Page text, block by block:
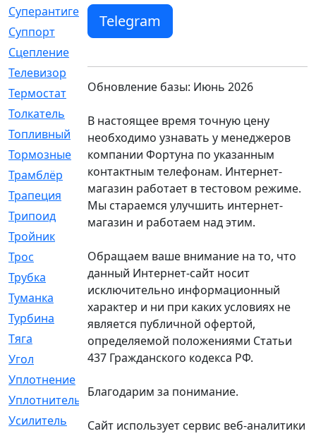
Суперантигель
Суппорт
[198]
Сцепление
Телевизор
Термостат
[323]
Толкатель
Топливный
[5]
Тормозные
[57]
Трамблёр
[54]
Трапеция
[2]
Трипоид
[16]
Тройник
Трос
[500]
Трубка
[39]
Туманка
[77]
Турбина
[69]
Тяга
[1264]
Угол
[2]
Уплотнение
Уплотнитель
[13]
Усилитель
[20]
Telegram
Обновление базы: Июнь 2026
В настоящее время точную цену
необходимо узнавать у менеджеров
компании Фортуна по указанным
контактным телефонам. Интернет-
магазин работает в тестовом режиме.
Мы стараемся улучшить интернет-
магазин и работаем над этим.
Обращаем ваше внимание на то, что
данный Интернет-сайт носит
исключительно информационный
характер и ни при каких условиях не
является публичной офертой,
определяемой положениями Статьи
437 Гражданского кодекса РФ.
Благодарим за понимание.
Сайт использует сервис веб-аналитики